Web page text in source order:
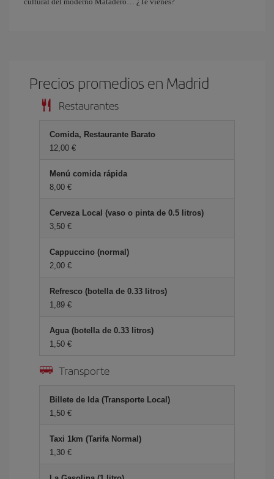
Precios promedios en Madrid
Restaurantes
Comida, Restaurante Barato
12,00 €
Menú comida rápida
8,00 €
Cerveza Local (vaso o pinta de 0.5 litros)
3,50 €
Cappuccino (normal)
2,00 €
Refresco (botella de 0.33 litros)
1,89 €
Agua (botella de 0.33 litros)
1,50 €
Transporte
Billete de Ida (Transporte Local)
1,50 €
Taxi 1km (Tarifa Normal)
1,30 €